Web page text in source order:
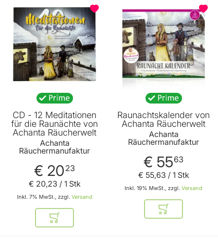
CD - 12 Meditationen
für die Raunächte von
Achanta Räucherwelt
Achanta
Räuchermanufaktur
€ 20 23
Inkl. 7% MwSt., zzgl. Versand
€ 20,23 / 1 Stk
In den Warenkorb
Raunachtskalender von
Achanta Räucherwelt
Achanta
Räuchermanufaktur
€ 5563
Inkl. 19% MwSt., zzgl. Versand
€ 55,63 / 1 Stk
In den